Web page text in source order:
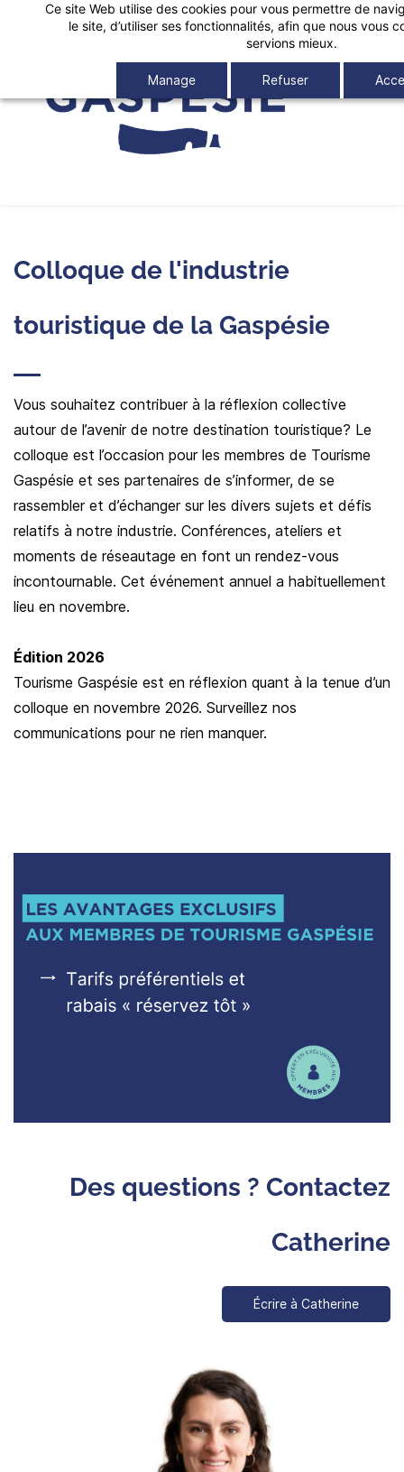
Ce site Web utilise des cookies pour vous permettre de
le site, d’utiliser ses fonctionnalités, afin que nous vous
servions mieux.
Manage Refuser
Colloque de l'industrie
touristique de la Gaspésie
Vous souhaitez contribuer à la réflexion collective
autour de l’avenir de notre destination touristique? Le
colloque est l’occasion pour les membres de Tourisme
Gaspésie et ses partenaires de s’informer, de se
rassembler et d’échanger sur les divers sujets et défis
relatifs à notre industrie. Conférences, ateliers et
moments de réseautage en font un rendez-vous
incontournable. Cet événement annuel a habituellement
lieu en novembre.
Édition 2026
Tourisme Gaspésie est en réflexion quant à la tenue d’un
colloque en novembre 2026. Surveillez nos
communications pour ne rien manquer.
Des questions ? Contactez
Catherine
Écrire à Catherine